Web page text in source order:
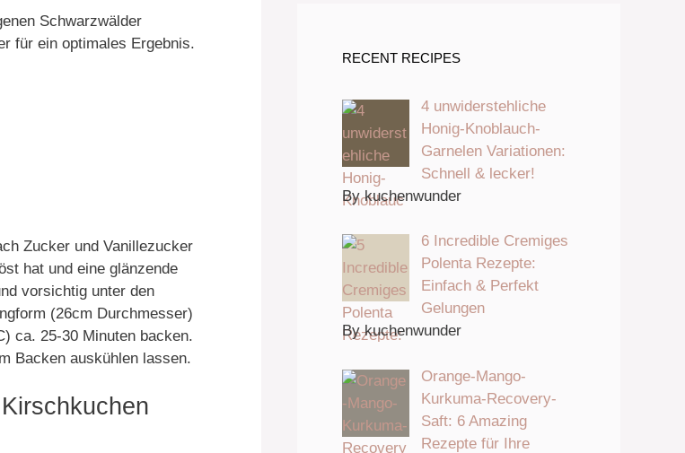
Schwarzwälder
für ein optimales Ergebnis.
Zucker und Vanillezucker
hat und eine glänzende
vorsichtig unter den
(26cm Durchmesser)
ca. 25-30 Minuten backen.
Backen auskühlen lassen.
RECENT RECIPES
4 unwiderstehliche
Honig-Knoblauch-
Garnelen Variationen:
Schnell & lecker!
By kuchenwunder
6 Incredible Cremiges
Polenta Rezepte:
Einfach & Perfekt
Gelungen
By kuchenwunder
Orange-Mango-
Kurkuma-Recovery-
Saft: 6 Amazing
Rezepte für Ihre